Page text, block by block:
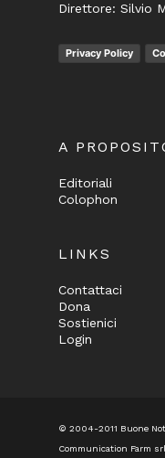
Direttore: Silvio
Privacy Policy
A
Editoriali
Colophon
LINKS
Contattaci
Dona
Sostienici
Login
© 2004-2011 Buone
Communication Farm srl